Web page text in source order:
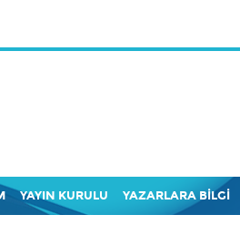
YAYIN KURULU YAZARLARA BİLGİ